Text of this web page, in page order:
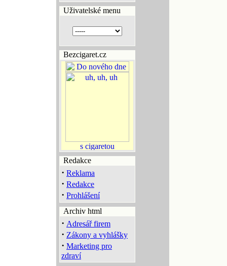
Uživatelské menu
Bezcigaret.cz
Redakce
· Reklama
· Redakce
· Prohlášení
Archiv html
· Adresář firem
· Zákony a vyhlášky
· Marketing pro
zdraví